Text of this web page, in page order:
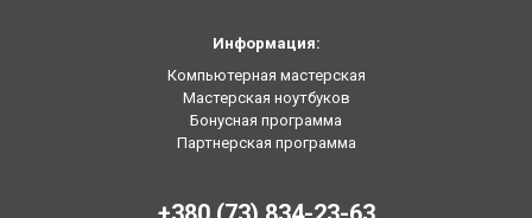
Информация:
Компьютерная мастерская
Мастерская ноутбуков
Бонусная программа
Партнерская программа